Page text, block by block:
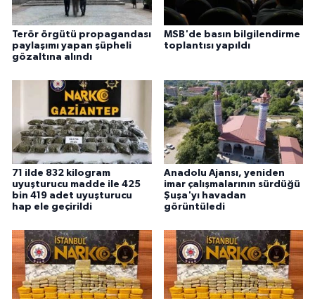
Terör örgütü propagandası
paylaşımı yapan şüpheli
gözaltına alındı
MSB'de basın bilgilendirme
toplantısı yapıldı
71 ilde 832 kilogram
uyuşturucu madde ile 425
bin 419 adet uyuşturucu
hap ele geçirildi
Anadolu Ajansı, yeniden
imar çalışmalarının sürdüğü
Şuşa'yı havadan
görüntüledi